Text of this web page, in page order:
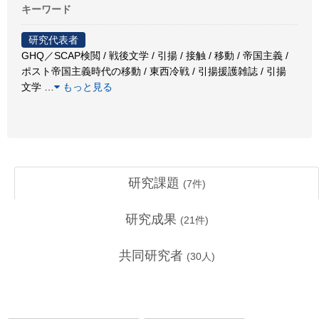
キーワード
研究代表者
GHQ／SCAP検閲 / 戦後文学 / 引揚 / 接触 / 移動 / 帝国主義 /
ポスト帝国主義時代の移動 / 東西冷戦 / 引揚援護雑誌 / 引揚
文学
もっと見る
研究課題 (7件)
研究成果 (21件)
共同研究者 (30人)